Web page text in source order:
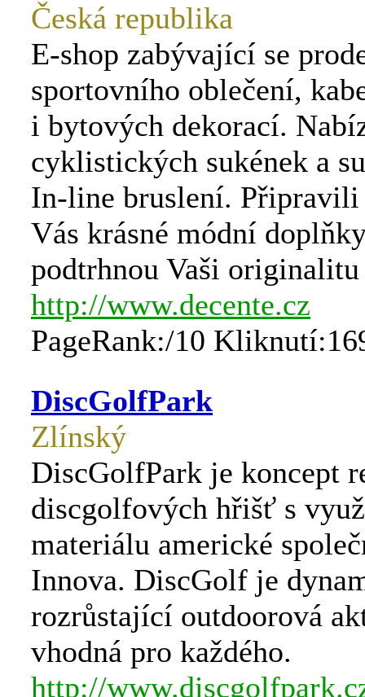
Česká republika
E-shop zabývající se
sportovního oblečení,
i bytových dekorací.
cyklistických sukének a
In-line bruslení. Připravili
Vás krásné módní
podtrhnou Vaši
http://www.decente.cz
PageRank:/10
DiscGolfPark
Zlínský
DiscGolfPark je koncept
discgolfových hřišť s
materiálu americké
Innova. DiscGolf je
rozrůstající outdoorová
vhodná pro každého.
http://